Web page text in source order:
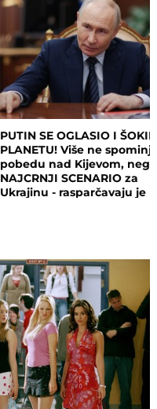
PUTIN SE OGLASIO I
PLANETU! Više ne
pobedu nad Kijevom, nego
NAJCRNJI SCENARIO za
Ukrajinu - rasparčavaju je